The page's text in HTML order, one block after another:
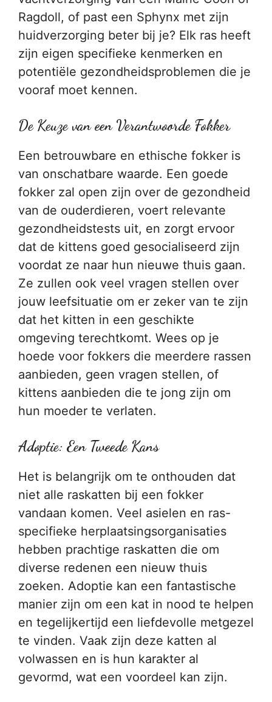
Ragdoll, of past een Sphynx met zijn
huidverzorging beter bij je? Elk ras heeft
zijn eigen specifieke kenmerken en
potentiële gezondheidsproblemen die je
vooraf moet kennen.
De Keuze van een Verantwoorde Fokker
Een betrouwbare en ethische fokker is
van onschatbare waarde. Een goede
fokker zal open zijn over de gezondheid
van de ouderdieren, voert relevante
gezondheidstests uit, en zorgt ervoor
dat de kittens goed gesocialiseerd zijn
voordat ze naar hun nieuwe thuis gaan.
Ze zullen ook veel vragen stellen over
jouw leefsituatie om er zeker van te zijn
dat het kitten in een geschikte
omgeving terechtkomt. Wees op je
hoede voor fokkers die meerdere rassen
aanbieden, geen vragen stellen, of
kittens aanbieden die te jong zijn om
hun moeder te verlaten.
Adoptie: Een Tweede Kans
Het is belangrijk om te onthouden dat
niet alle raskatten bij een fokker
vandaan komen. Veel asielen en ras-
specifieke herplaatsingsorganisaties
hebben prachtige raskatten die om
diverse redenen een nieuw thuis
zoeken. Adoptie kan een fantastische
manier zijn om een kat in nood te helpen
en tegelijkertijd een liefdevolle metgezel
te vinden. Vaak zijn deze katten al
volwassen en is hun karakter al
gevormd, wat een voordeel kan zijn.